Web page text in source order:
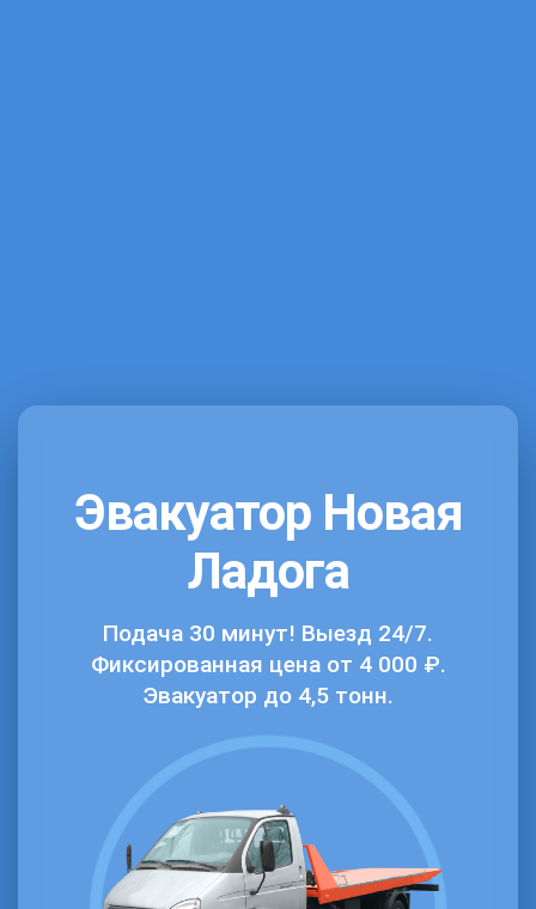
Эвакуатор Новая
Ладога
Подача 30 минут! Выезд 24/7.
Фиксированная цена от 4 000 ₽.
Эвакуатор до 4,5 тонн.